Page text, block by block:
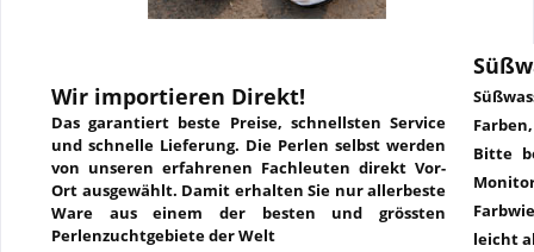
Wir importieren Direkt!
Das garantiert beste Preise, schnellsten Service
und schnelle Lieferung. Die Perlen selbst werden
von unseren erfahrenen Fachleuten direkt Vor-
Ort ausgewählt. Damit erhalten Sie nur allerbeste
Ware aus einem der besten und grössten
Perlenzuchtgebiete der Welt
Bitte
leicht